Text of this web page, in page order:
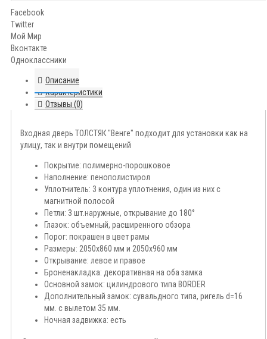
Facebook
Twitter
Мой Мир
Вконтакте
Одноклассники
Описание
Характеристики
Отзывы (0)
Входная дверь ТОЛСТЯК "Венге" подходит для установки как на
улицу, так и внутри помещений
Покрытие: полимерно-порошковое
Наполнение: пенополистирол
Уплотнитель: 3 контура уплотнения, один из них с
магнитной полосой
Петли: 3 шт.наружные, открывание до 180°
Глазок: объемный, расширенного обзора
Порог: покрашен в цвет рамы
Размеры: 2050x860 мм и 2050x960 мм
Открывание: левое и правое
Броненакладка: декоративная на оба замка
Основной замок: цилиндрового типа BORDER
Дополнительный замок: сувальдного типа, ригель d=16
мм. с вылетом 35 мм.
Ночная задвижка: есть